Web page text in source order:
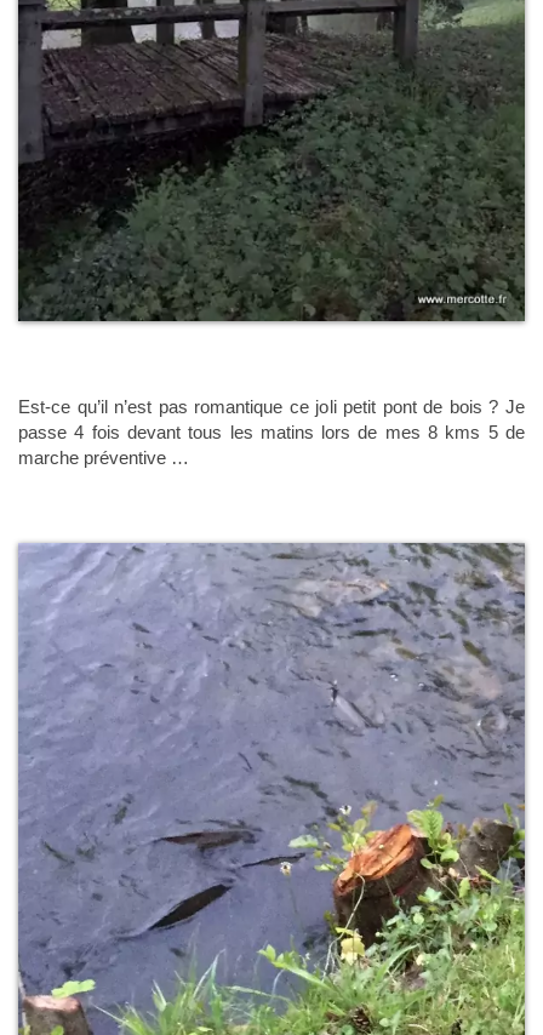
Est-ce qu’il n’est pas romantique ce joli petit pont de bois ? Je
passe 4 fois devant tous les matins lors de mes 8 kms 5 de
marche préventive …